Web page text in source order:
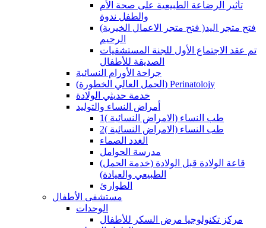
تأثير الرضاعة الطبيعية على صحة الأم
والطفل ندوة
(فتح متجر الاعمال الخيرية )فتح متجر اليد
الرحيم
تم عقد الاجتماع الأول للجنة المستشفيات
الصديقة للأطفال
جراحة الأورام النسائية
(الحمل العالي الخطورة) Perinatolojy
خدمة حديثي الولادة
أمراض النساء والتوليد
طب النساء (الامراض النسائية )1
طب النساء (الامراض النسائية )2
الغدد الصماء
مدرسة الحوامل
(قاعة الولادة قبل الولادة (خدمة الحمل
الطبيعي والعيادة)
الطوارئ
مستشفى الأطفال
الوحدات
مركز تكنولوجيا مرض السكر للأطفال